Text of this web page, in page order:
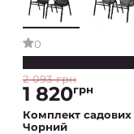
0
2 093 грн
1 820грн
Комплект садових
Чорний